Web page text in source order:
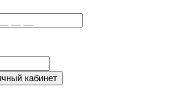
кабинет